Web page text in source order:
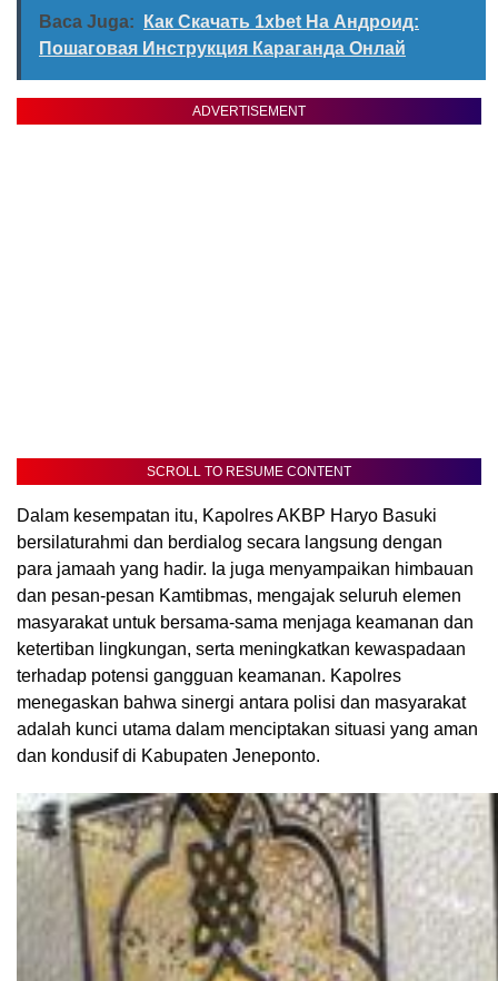
Baca Juga:
Как Скачать 1xbet На Андроид:
Пошаговая Инструкция Караганда Онлай
ADVERTISEMENT
SCROLL TO RESUME CONTENT
Dalam kesempatan itu, Kapolres AKBP Haryo Basuki
bersilaturahmi dan berdialog secara langsung dengan
para jamaah yang hadir. Ia juga menyampaikan himbauan
dan pesan-pesan Kamtibmas, mengajak seluruh elemen
masyarakat untuk bersama-sama menjaga keamanan dan
ketertiban lingkungan, serta meningkatkan kewaspadaan
terhadap potensi gangguan keamanan. Kapolres
menegaskan bahwa sinergi antara polisi dan masyarakat
adalah kunci utama dalam menciptakan situasi yang aman
dan kondusif di Kabupaten Jeneponto.